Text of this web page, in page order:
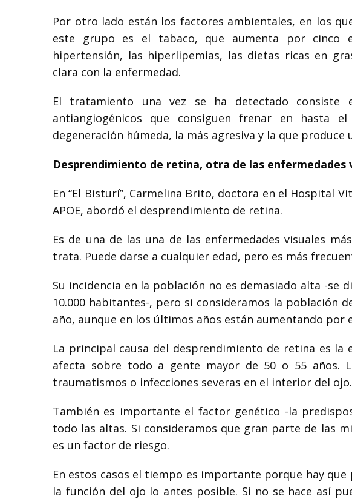
Por otro lado están los factores ambientales, en los
este grupo es el tabaco, que aumenta por cinco
hipertensión, las hiperlipemias, las dietas ricas en
clara con la enfermedad.
El tratamiento una vez se ha detectado consiste
antiangiogénicos que consiguen frenar en hasta
degeneración húmeda, la más agresiva y la que
Desprendimiento de retina, otra de las enfermedades
En “El Bisturí”, Carmelina Brito, doctora en el Hospital
APOE, abordó el desprendimiento de retina.
Es de una de las una de las enfermedades visuales
trata. Puede darse a cualquier edad, pero es más
Su incidencia en la población no es demasiado alta -se
10.000 habitantes-, pero si consideramos la población
año, aunque en los últimos años están aumentando por
La principal causa del desprendimiento de retina es
afecta sobre todo a gente mayor de 50 o 55 años.
traumatismos o infecciones severas en el interior del ojo.
También es importante el factor genético -la
todo las altas. Si consideramos que gran parte de las
es un factor de riesgo.
En estos casos el tiempo es importante porque hay
la función del ojo lo antes posible. Si no se hace así